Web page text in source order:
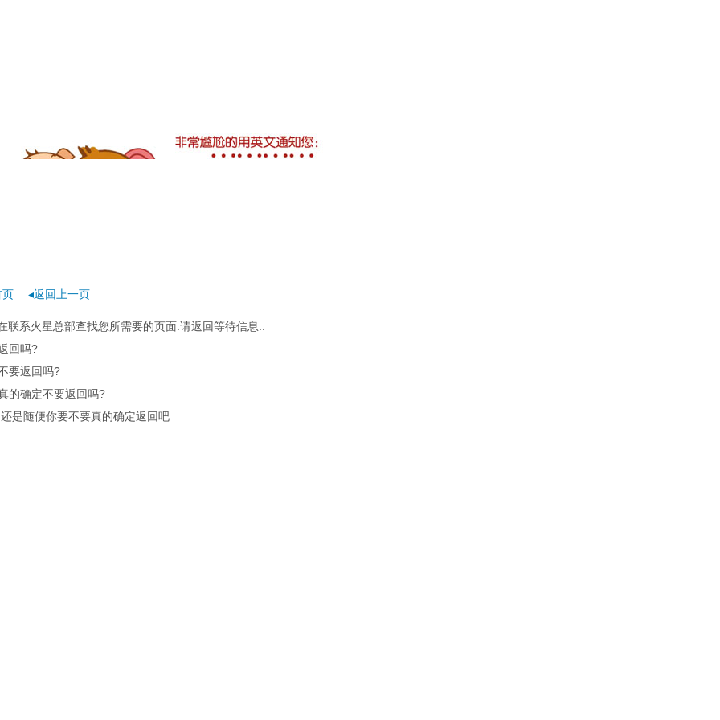
页 ◂返回上一页
联系火星总部查找您所需要的页面.请返回等待信息..
回吗?
要返回吗?
的确定不要返回吗?
是随便你要不要真的确定返回吧